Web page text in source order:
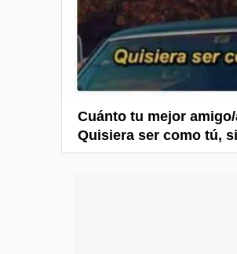
Cuánto tu mejor
Quisiera ser como tú,